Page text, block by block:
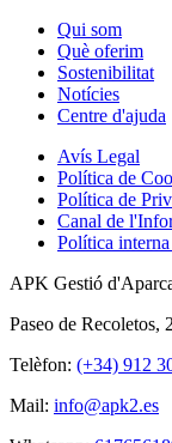
Qui som
Què oferim
Sostenibilitat
Notícies
Centre d'ajuda
Avís Legal
Política de
Política de
Canal de
Política
APK Gestió
Paseo de Recoletos,
Telèfon: (+34) 912
Mail: info@apk2.es